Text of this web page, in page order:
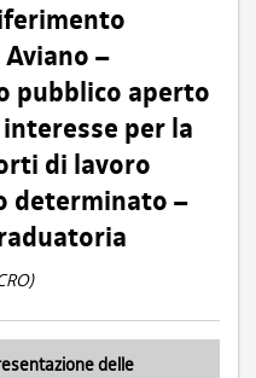
–
pubblico aperto
per la
di lavoro
determinato –
delle